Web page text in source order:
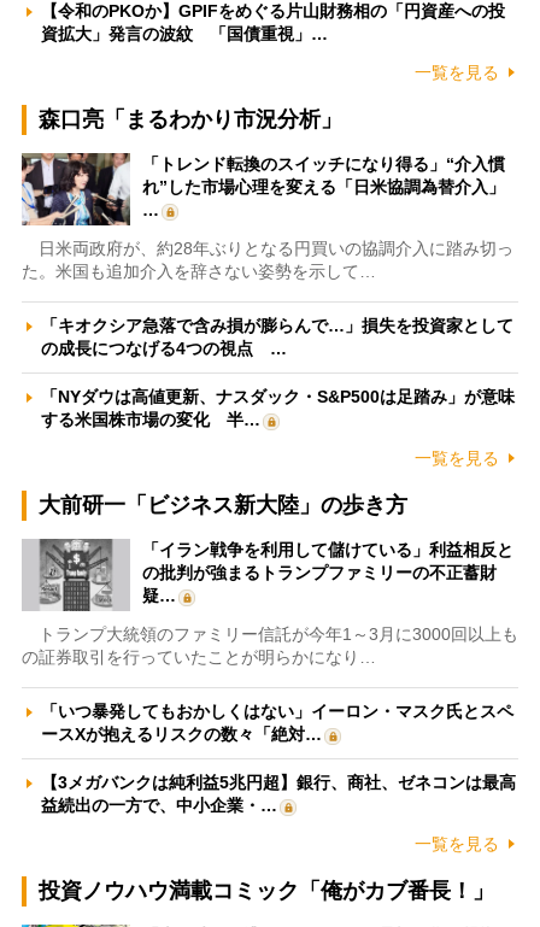
【令和のPKOか】GPIFをめぐる片山財務相の「円資産への投
資拡大」発言の波紋 「国債重視」…
一覧を見る
森口亮「まるわかり市況分析」
「トレンド転換のスイッチになり得る」“介入慣
れ”した市場心理を変える「日米協調為替介入」
…
日米両政府が、約28年ぶりとなる円買いの協調介入に踏み切っ
た。米国も追加介入を辞さない姿勢を示して…
「キオクシア急落で含み損が膨らんで…」損失を投資家として
の成長につなげる4つの視点 …
「NYダウは高値更新、ナスダック・S&P500は足踏み」が意味
する米国株市場の変化 半…
一覧を見る
大前研一「ビジネス新大陸」の歩き方
「イラン戦争を利用して儲けている」利益相反と
の批判が強まるトランプファミリーの不正蓄財
疑…
トランプ大統領のファミリー信託が今年1～3月に3000回以上も
の証券取引を行っていたことが明らかになり…
「いつ暴発してもおかしくはない」イーロン・マスク氏とスペ
ースXが抱えるリスクの数々「絶対…
【3メガバンクは純利益5兆円超】銀行、商社、ゼネコンは最高
益続出の一方で、中小企業・…
一覧を見る
投資ノウハウ満載コミック「俺がカブ番長！」